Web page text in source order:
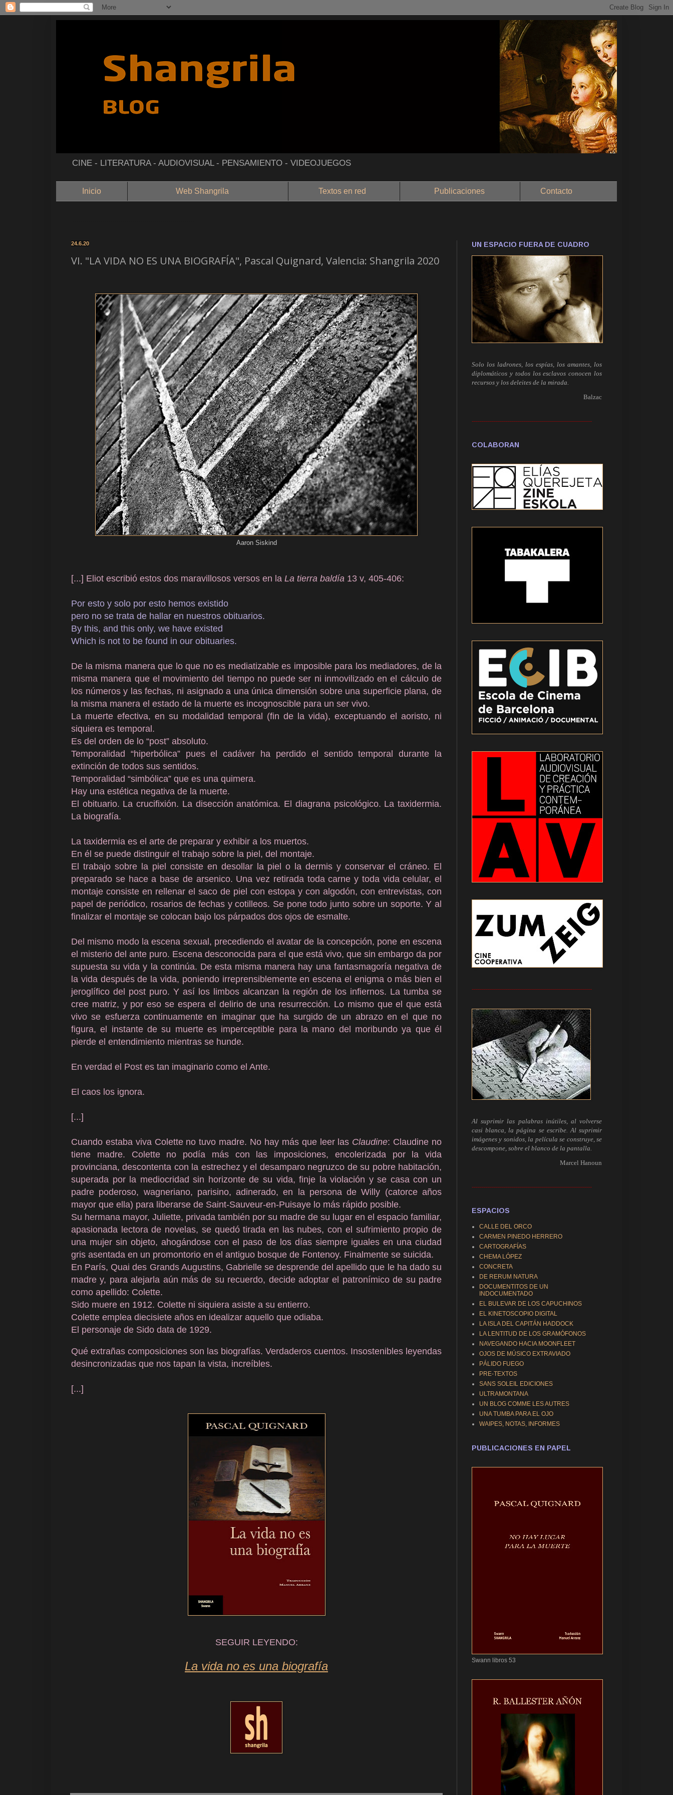
CINE - LITERATURA - AUDIOVISUAL - PENSAMIENTO - VIDEOJUEGOS
Inicio Web Shangrila Textos en red Publicaciones Contacto
24.6.20
VI. "LA VIDA NO ES UNA BIOGRAFÍA", Pascal Quignard, Valencia: Shangrila 2020
Aaron Siskind
[...] Eliot escribió estos dos maravillosos versos en la La tierra baldía 13 v, 405-406:
Por esto y solo por esto hemos existido
pero no se trata de hallar en nuestros obituarios.
By this, and this only, we have existed
Which is not to be found in our obituaries.
De la misma manera que lo que no es mediatizable es imposible para los mediadores, de la
misma manera que el movimiento del tiempo no puede ser ni inmovilizado en el cálculo de
los números y las fechas, ni asignado a una única dimensión sobre una superficie plana, de
la misma manera el estado de la muerte es incognoscible para un ser vivo.
La muerte efectiva, en su modalidad temporal (fin de la vida), exceptuando el aoristo, ni
siquiera es temporal.
Es del orden de lo “post” absoluto.
Temporalidad “hiperbólica” pues el cadáver ha perdido el sentido temporal durante la
extinción de todos sus sentidos.
Temporalidad “simbólica” que es una quimera.
Hay una estética negativa de la muerte.
El obituario. La crucifixión. La disección anatómica. El diagrana psicológico. La taxidermia.
La biografía.
La taxidermia es el arte de preparar y exhibir a los muertos.
En él se puede distinguir el trabajo sobre la piel, del montaje.
El trabajo sobre la piel consiste en desollar la piel o la dermis y conservar el cráneo. El
preparado se hace a base de arsenico. Una vez retirada toda carne y toda vida celular, el
montaje consiste en rellenar el saco de piel con estopa y con algodón, con entrevistas, con
papel de periódico, rosarios de fechas y cotilleos. Se pone todo junto sobre un soporte. Y al
finalizar el montaje se colocan bajo los párpados dos ojos de esmalte.
Del mismo modo la escena sexual, precediendo el avatar de la concepción, pone en escena
el misterio del ante puro. Escena desconocida para el que está vivo, que sin embargo da por
supuesta su vida y la continúa. De esta misma manera hay una fantasmagoría negativa de
la vida después de la vida, poniendo irreprensiblemente en escena el enigma o más bien el
jeroglífico del post puro. Y así los limbos alcanzan la región de los infiernos. La tumba se
cree matriz, y por eso se espera el delirio de una resurrección. Lo mismo que el que está
vivo se esfuerza continuamente en imaginar que ha surgido de un abrazo en el que no
figura, el instante de su muerte es imperceptible para la mano del moribundo ya que él
pierde el entendimiento mientras se hunde.
En verdad el Post es tan imaginario como el Ante.
El caos los ignora.
[...]
Cuando estaba viva Colette no tuvo madre. No hay más que leer las Claudine: Claudine no
tiene madre. Colette no podía más con las imposiciones, encolerizada por la vida
provinciana, descontenta con la estrechez y el desamparo negruzco de su pobre habitación,
superada por la mediocridad sin horizonte de su vida, finje la violación y se casa con un
padre poderoso, wagneriano, parisino, adinerado, en la persona de Willy (catorce años
mayor que ella) para liberarse de Saint-Sauveur-en-Puisaye lo más rápido posible.
Su hermana mayor, Juliette, privada también por su madre de su lugar en el espacio familiar,
apasionada lectora de novelas, se quedó tirada en las nubes, con el sufrimiento propio de
una mujer sin objeto, ahogándose con el paso de los días siempre iguales en una ciudad
gris asentada en un promontorio en el antiguo bosque de Fontenoy. Finalmente se suicida.
En París, Quai des Grands Augustins, Gabrielle se desprende del apellido que le ha dado su
madre y, para alejarla aún más de su recuerdo, decide adoptar el patronímico de su padre
como apellido: Colette.
Sido muere en 1912. Colette ni siquiera asiste a su entierro.
Colette emplea diecisiete años en idealizar aquello que odiaba.
El personaje de Sido data de 1929.
Qué extrañas composiciones son las biografías. Verdaderos cuentos. Insostenibles leyendas
desincronizadas que nos tapan la vista, increíbles.
[...]
SEGUIR LEYENDO:
La vida no es una biografía
UN ESPACIO FUERA DE CUADRO
Solo los ladrones, los espías, los amantes, los
diplomáticos y todos los esclavos conocen los
recursos y los deleites de la mirada.
Balzac
------------------------------------------------------------
COLABORAN
------------------------------------------------------------
Al suprimir las palabras inútiles, al volverse
casi blanca, la página se escribe. Al suprimir
imágenes y sonidos, la película se construye, se
descompone, sobre el blanco de la pantalla.
Marcel Hanoun
------------------------------------------------------------
ESPACIOS
CALLE DEL ORCO
CARMEN PINEDO HERRERO
CARTOGRAFÍAS
CHEMA LÓPEZ
CONCRETA
DE RERUM NATURA
DOCUMENTITOS DE UN
INDOCUMENTADO
EL BULEVAR DE LOS CAPUCHINOS
EL KINETOSCOPIO DIGITAL
LA ISLA DEL CAPITÁN HADDOCK
LA LENTITUD DE LOS GRAMÓFONOS
NAVEGANDO HACIA MOONFLEET
OJOS DE MÚSICO EXTRAVIADO
PÁLIDO FUEGO
PRE-TEXTOS
SANS SOLEIL EDICIONES
ULTRAMONTANA
UN BLOG COMME LES AUTRES
UNA TUMBA PARA EL OJO
WAIPES, NOTAS, INFORMES
PUBLICACIONES EN PAPEL
Swann libros 53